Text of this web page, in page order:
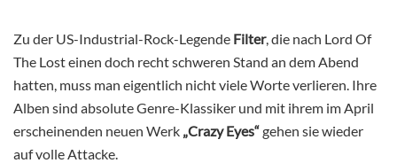
Zu der US-Industrial-Rock-Legende Filter, die nach Lord Of
The Lost einen doch recht schweren Stand an dem Abend
hatten, muss man eigentlich nicht viele Worte verlieren. Ihre
Alben sind absolute Genre-Klassiker und mit ihrem im April
erscheinenden neuen Werk „Crazy Eyes“gehen sie wieder
auf volle Attacke.